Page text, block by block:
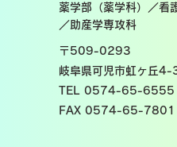
薬学部（薬学科）／看
／助産学専攻科
〒509-0293
岐阜県可児市虹ヶ丘
TEL 0574-65-6555
FAX 0574-65-7801